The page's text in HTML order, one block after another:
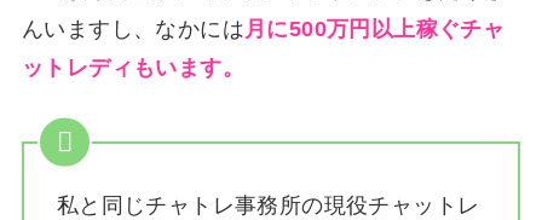
んいますし、なかには 月に500万円以上稼ぐチャ
ットレディもいます。
私と同じチャトレ事務所の現役チャットレ